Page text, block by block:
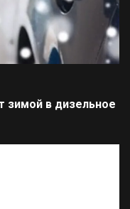
зимой в дизельное